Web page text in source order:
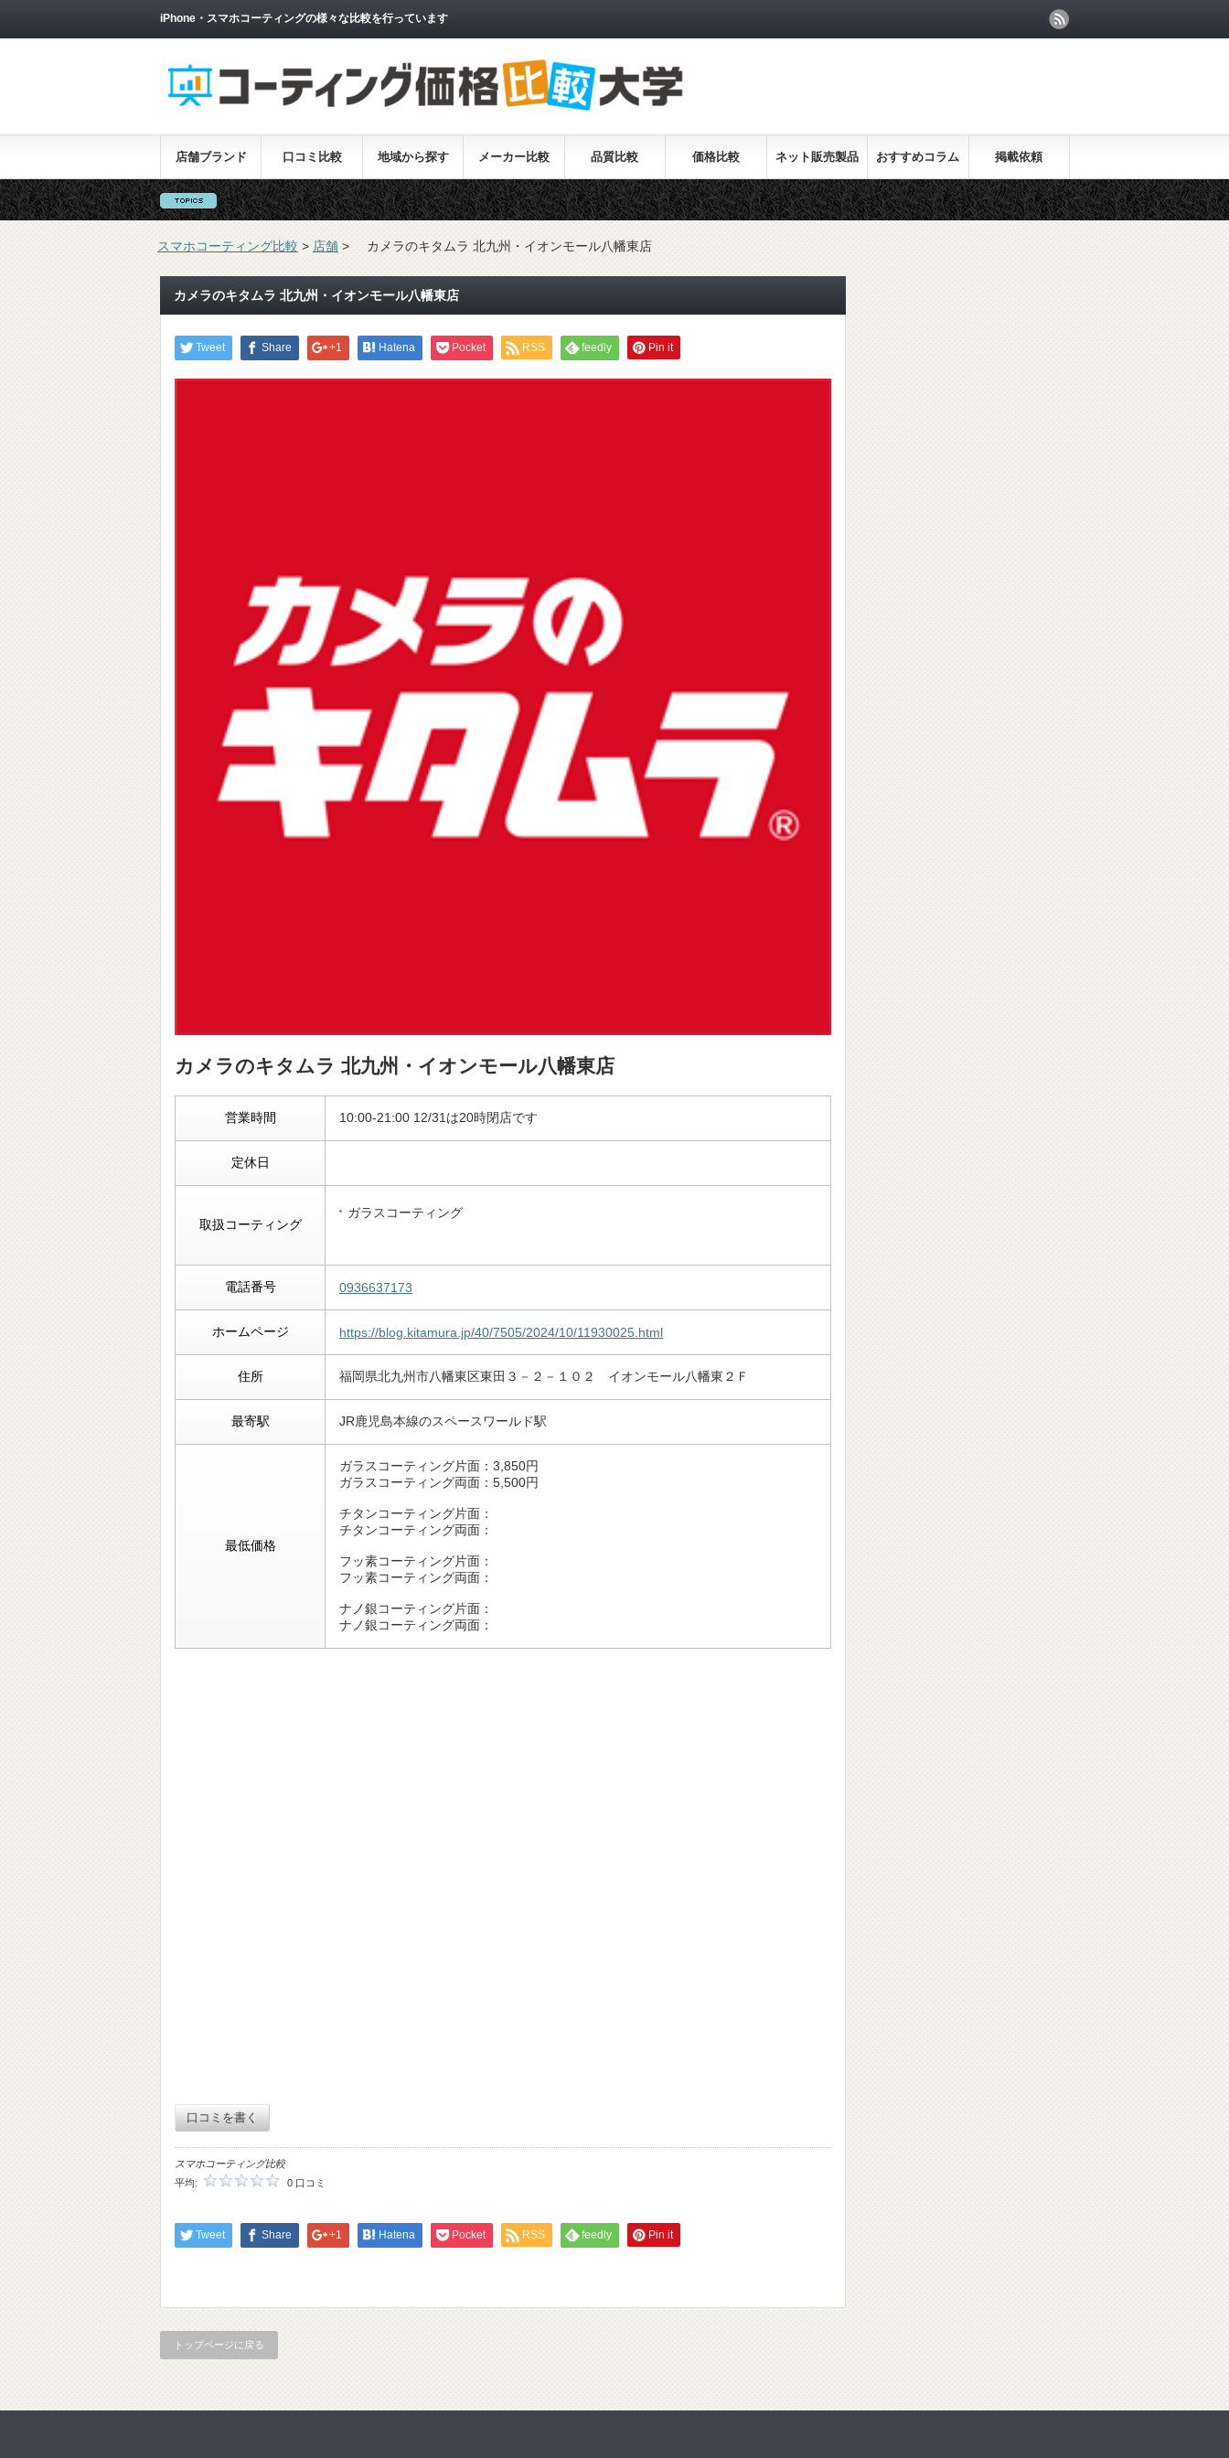
iPhone・スマホコーティングの様々な比較を行っています
店舗ブランド 口コミ比較 地域から探す メーカー比較 品質比較 価格比較 ネット販売製品 おすすめコラム 掲載依頼
スマホコーティング比較 > 店舗 > カメラのキタムラ 北九州・イオンモール八幡東店
カメラのキタムラ 北九州・イオンモール八幡東店
Tweet Share +1 Hatena Pocket RSS feedly Pin it
カメラのキタムラ 北九州・イオンモール八幡東店
営業時間 10:00-21:00 12/31は20時閉店です
定休日
取扱コーティング
ガラスコーティング
電話番号 0936637173
ホームページ https://blog.kitamura.jp/40/7505/2024/10/11930025.html
住所 福岡県北九州市八幡東区東田３－２－１０２ イオンモール八幡東２Ｆ
最寄駅 JR鹿児島本線のスペースワールド駅
最低価格
ガラスコーティング片面：3,850円
ガラスコーティング両面：5,500円
チタンコーティング片面：
チタンコーティング両面：
フッ素コーティング片面：
フッ素コーティング両面：
ナノ銀コーティング片面：
ナノ銀コーティング両面：
口コミを書く
スマホコーティング比較
平均:
0 口コミ
Tweet Share +1 Hatena Pocket RSS feedly Pin it
トップページに戻る